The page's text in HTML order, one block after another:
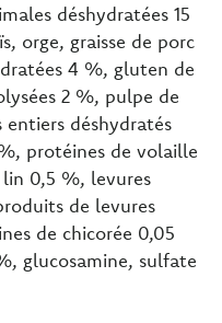
déshydratées 15
orge, graisse de porc
4 %, gluten de
2 %, pulpe de
déshydratés
protéines de volaille
0,5 %, levures
de levures
de chicorée 0,05
glucosamine, sulfate